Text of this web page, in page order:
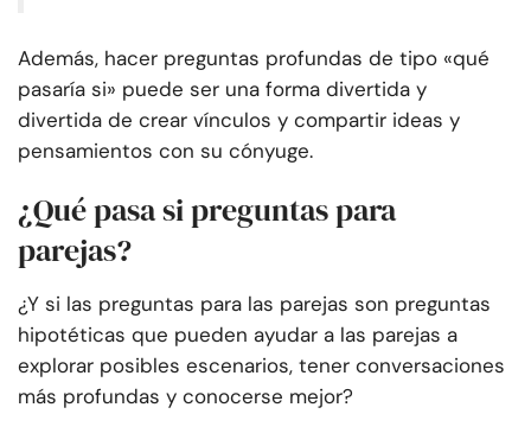
Además, hacer preguntas profundas de tipo «qué
pasaría si» puede ser una forma divertida y
divertida de crear vínculos y compartir ideas y
pensamientos con su cónyuge.
¿Qué pasa si preguntas para
parejas?
¿Y si las preguntas para las parejas son preguntas
hipotéticas que pueden ayudar a las parejas a
explorar posibles escenarios, tener conversaciones
más profundas y conocerse mejor?